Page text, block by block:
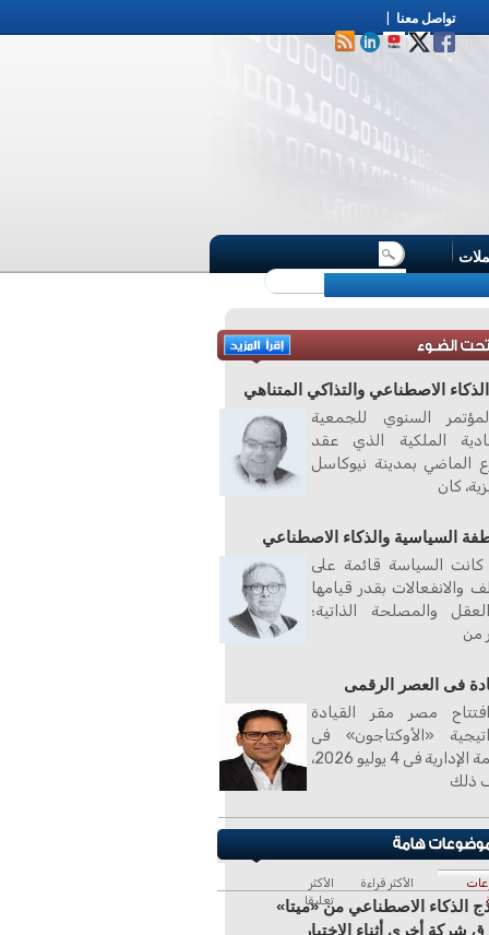
تواصل معنا
الاصطناعي والتذاكي المتناهي
السنوي للجمعية
الملكية الذي عقد
الماضي بمدينة نيوكاسل
كان
السياسية والذكاء الاصطناعي
كانت السياسة قائمة على
والانفعالات بقدر قيامها
والمصلحة الذاتية؛
من
فى العصر الرقمى
مصر مقر القيادة
«الأوكتاجون» فى
العاصمة الإدارية فى 4 يوليو 2026،
ذلك
الأكثر قراءة
الأكثر
تعليقا
الذكاء الاصطناعي من «ميتا»
شركة أخرى أثناء الاختبار